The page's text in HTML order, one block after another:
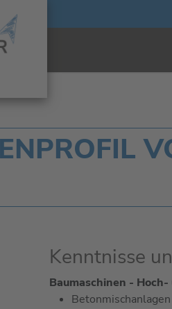
Kenntnisse
Baumaschinen -
Betonmischanlagen